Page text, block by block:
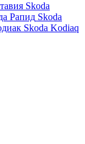
Skoda
Skoda
Skoda Kodiaq